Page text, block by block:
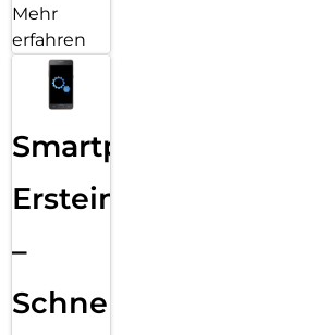
Mehr
erfahren
Smartphone
Ersteinrichtung
–
Schnelle